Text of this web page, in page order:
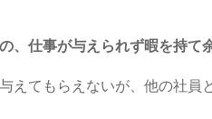
、仕事が与えられず暇を持て
てもらえないが、他の社員